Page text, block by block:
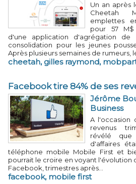
Un an après
Cheetah
emplettes
pour 57 M$
d'une application d'agrégation
consolidation pour les jeunes
Après plusieurs semaines de rumeurs,
cheetah, gilles raymond,
Facebook tire 84% de ses
Jérôme
Business
A l'occasion
revenus
révélé
d'affaires
téléphone mobile Mobile First et
pourrait le croire en voyant l'évolution
Facebook, trimestres après...
facebook, mobile first